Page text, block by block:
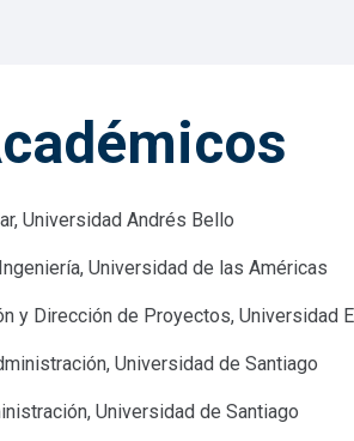
Universidad Andrés Bello
Universidad de las Américas
y Dirección de Proyectos, Universidad
Universidad de Santiago
Universidad de Santiago